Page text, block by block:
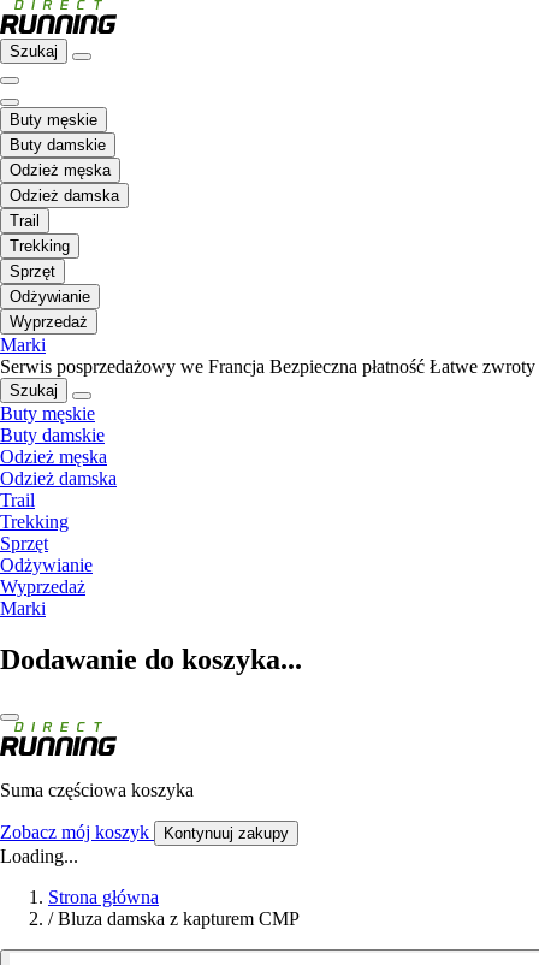
Szukaj
Buty męskie
Buty damskie
Odzież męska
Odzież damska
Trail
Trekking
Sprzęt
Odżywianie
Wyprzedaż
Marki
Serwis posprzedażowy we Francja Bezpieczna płatność Łatwe zwroty
Szukaj
Buty męskie
Buty damskie
Odzież męska
Odzież damska
Trail
Trekking
Sprzęt
Odżywianie
Wyprzedaż
Marki
Dodawanie do koszyka...
Suma częściowa koszyka
Zobacz mój koszyk Kontynuuj zakupy
Loading...
Strona główna
/ Bluza damska z kapturem CMP